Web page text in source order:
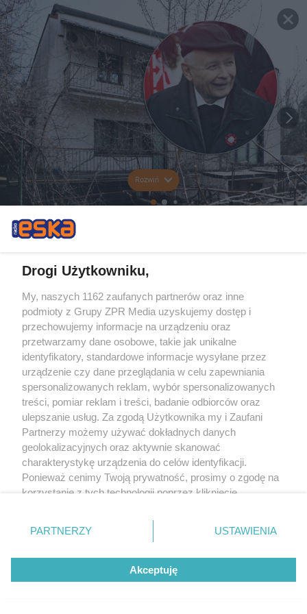
Rozwiń
Drogi Użytkowniku,
My, naszych 1162 zaufanych partnerów oraz inne
podmioty z Grupy ZPR Media uzyskujemy dostęp i
przechowujemy informacje na urządzeniu oraz
przetwarzamy dane osobowe, takie jak unikalne
identyfikatory, standardowe informacje wysyłane przez
urządzenie czy dane przeglądania w celu zapewniania
spersonalizowanych reklam, wybór spersonalizowanych
treści, pomiar reklam i treści, badanie odbiorców oraz
ulepszanie usług. Za zgodą Użytkownika my i Zaufani
Partnerzy możemy używać dokładnych danych
geolokalizacyjnych oraz aktywnie skanować
charakterystykę urządzenia do celów identyfikacji.
Ponieważ cenimy Twoją prywatność, prosimy o zgodę na
korzystanie z tych technologii poprzez kliknięcie
zmienić/wycofać klikając przycisk ustawień prywatności
znajdujący się w lewym dolnym rogu strony
rodzaje przetwarzania danych nie wymagają zgody
użytkownika, ale masz prawo sprzeciwić się takiemu
przetwarzaniu. Preferencje będą miały zastosowanie tylko
PARTNERZY USTAWIENIA
Akceptuję